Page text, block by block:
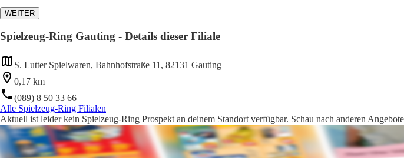
WEITER
Spielzeug-Ring Gauting - Details dieser Filiale
S. Lutter Spielwaren, Bahnhofstraße 11, 82131 Gauting
0,17 km
(089) 8 50 33 66
Alle Spielzeug-Ring Filialen
Aktuell ist leider kein Spielzeug-Ring Prospekt an deinem Standort verfügbar. Schau nach anderen